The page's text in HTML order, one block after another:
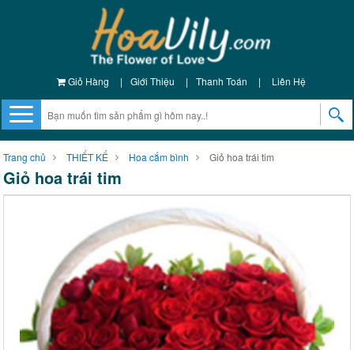
Giỏ Hàng | Giới Thiệu | Thanh Toán | Liên Hệ
Trang chủ THIẾT KẾ Hoa cắm bình Giỏ hoa trái tim
Giỏ hoa trái tim